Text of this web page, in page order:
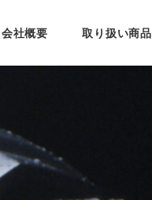
会社概要 取り扱い商品